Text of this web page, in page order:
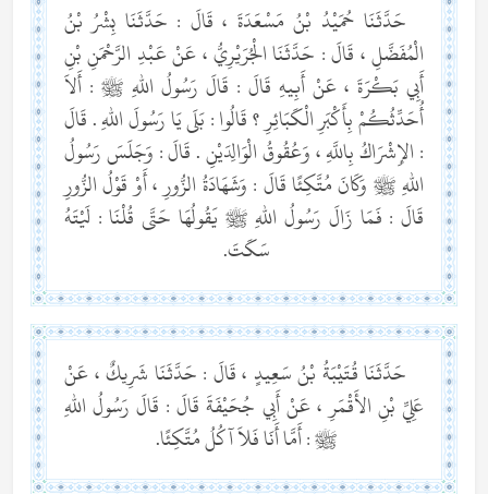
حَدَّثَنَا حُمَيْدُ بْنُ مَسْعَدَةَ ، قَالَ : حَدَّثَنَا بِشْرُ بْنُ
الْمُفَضَّلِ ، قَالَ : حَدَّثَنَا الْجُرَيْرِيُّ ، عَنْ عَبْدِ الرَّحْمَنِ بْنِ
أَبِي بَكْرَةَ ، عَنْ أَبِيهِ قَالَ : قَالَ رَسُولُ اللهِ ﷺ : أَلاَ
أُحَدِّثُكُمْ بِأَكْبَرِ الْكَبَائِرِ ؟ قَالُوا : بَلَى يَا رَسُولَ اللهِ . قَالَ
: الإِشْرَاكُ بِاللَّهِ ، وَعُقُوقُ الْوَالِدَيْنِ . قَالَ : وَجَلَسَ رَسُولُ
اللهِ ﷺ وَكَانَ مُتَّكِئًا قَالَ : وَشَهَادَةُ الزُّورِ ، أَوْ قَوْلُ الزُّورِ
قَالَ : فَمَا زَالَ رَسُولُ اللهِ ﷺ يَقُولُهَا حَتَّى قُلْنَا : لَيْتَهُ
سَكَتَ.
حَدَّثَنَا قُتَيْبَةُ بْنُ سَعِيدٍ ، قَالَ : حَدَّثَنَا شَرِيكٌ ، عَنْ
عَلِيِّ بْنِ الأَقْمَرِ ، عَنْ أَبِي جُحَيْفَةَ قَالَ : قَالَ رَسُولُ اللهِ
ﷺ : أَمَّا أَنَا فَلاَ آكُلُ مُتَّكِئًا.